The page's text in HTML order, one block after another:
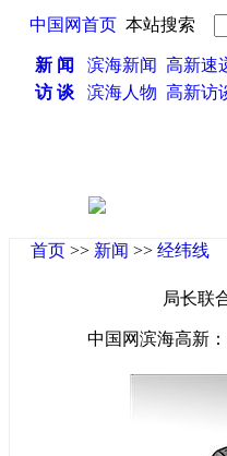
中国网首页 本站搜索
新 闻 滨海新闻 高新速
访 谈
滨海人物 高新访
首页 >> 新闻 >> 经纬线
局长联
中国网滨海高新